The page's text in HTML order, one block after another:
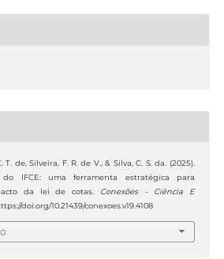
T. de, Silveira, F. R. de V., & Silva, C. S. da. (2025).
IFCE: uma ferramenta estratégica para
da lei de cotas. Conexões - Ciência E
doi.org/10.21439/conexoes.v19.4108